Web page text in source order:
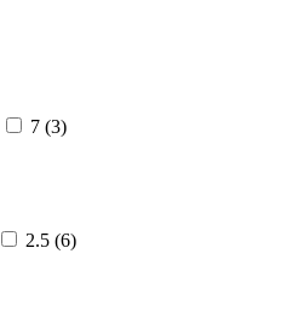
7 (3)
2.5 (6)